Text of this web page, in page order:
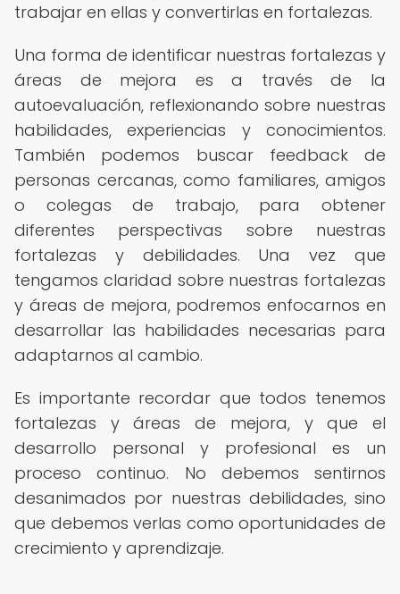
trabajar en ellas y convertirlas en fortalezas.
Una forma de identificar nuestras fortalezas y
áreas de mejora es a través de la
autoevaluación, reflexionando sobre nuestras
habilidades, experiencias y conocimientos.
También podemos buscar feedback de
personas cercanas, como familiares, amigos
o colegas de trabajo, para obtener
diferentes perspectivas sobre nuestras
fortalezas y debilidades. Una vez que
tengamos claridad sobre nuestras fortalezas
y áreas de mejora, podremos enfocarnos en
desarrollar las habilidades necesarias para
adaptarnos al cambio.
Es importante recordar que todos tenemos
fortalezas y áreas de mejora, y que el
desarrollo personal y profesional es un
proceso continuo. No debemos sentirnos
desanimados por nuestras debilidades, sino
que debemos verlas como oportunidades de
crecimiento y aprendizaje.